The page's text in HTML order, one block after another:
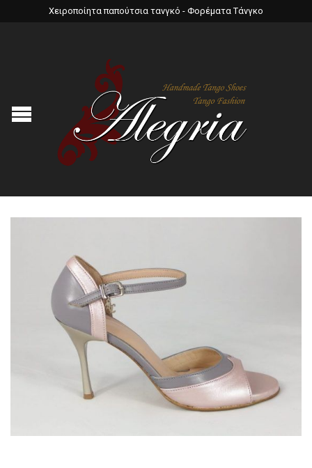
Χειροποίητα παπούτσια τανγκό - Φορέματα Τάνγκο